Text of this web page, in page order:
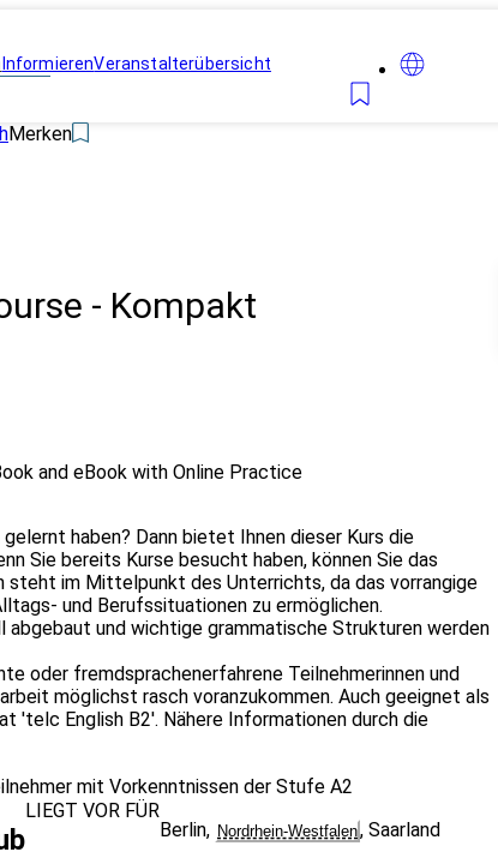
InformierenVeranstalterübersicht
Merken
- Kompakt
and eBook with Online Practice
haben? Dann bietet Ihnen dieser Kurs die
Sie bereits Kurse besucht haben, können Sie das
steht im Mittelpunkt des Unterrichts, da das vorrangige
und Berufssituationen zu ermöglichen.
und wichtige grammatische Strukturen werden
oder fremdsprachenerfahrene Teilnehmerinnen und
möglichst rasch voranzukommen. Auch geeignet als
'telc English B2'. Nähere Informationen durch die
mit Vorkenntnissen der Stufe A2
LIEGT VOR FÜR
Berlin, Nordrhein-Westfalen, Saarland